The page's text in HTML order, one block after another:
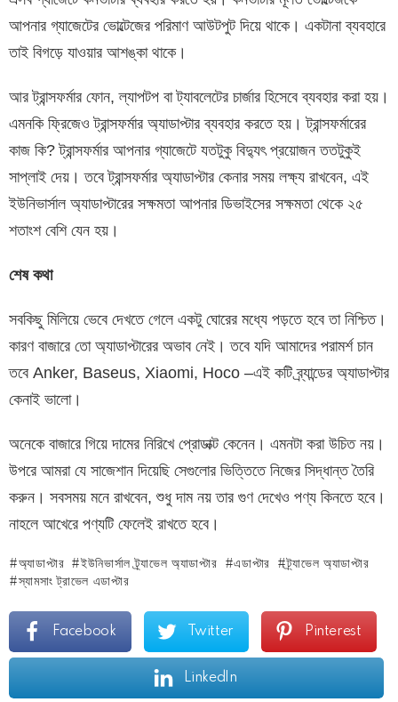
আপনার গ্যাজেটের ভোল্টেজের পরিমাণ আউটপুট দিয়ে থাকে। একটানা ব্যবহারে
তাই বিগড়ে যাওয়ার আশঙ্কা থাকে।
আর ট্রান্সফর্মার ফোন, ল্যাপটপ বা ট্যাবলেটের চার্জার হিসেবে ব্যবহার করা হয়।
এমনকি ফ্রিজেও ট্রান্সফর্মার অ্যাডাপ্টার ব্যবহার করতে হয়। ট্রান্সফর্মারের
কাজ কি? ট্রান্সফর্মার আপনার গ্যাজেটে যতটুকু বিদ্যুৎ প্রয়োজন ততটুকুই
সাপ্লাই দেয়। তবে ট্রান্সফর্মার অ্যাডাপ্টার কেনার সময় লক্ষ্য রাখবেন, এই
ইউনিভার্সাল অ্যাডাপ্টারের সক্ষমতা আপনার ডিভাইসের সক্ষমতা থেকে ২৫
শতাংশ বেশি যেন হয়।
শেষ কথা
সবকিছু মিলিয়ে ভেবে দেখতে গেলে একটু ঘোরের মধ্যে পড়তে হবে তা নিশ্চিত।
কারণ বাজারে তো অ্যাডাপ্টারের অভাব নেই। তবে যদি আমাদের পরামর্শ চান
তবে Anker, Baseus, Xiaomi, Hoco –এই কটি ব্র্যান্ডের অ্যাডাপ্টার
কেনাই ভালো।
অনেকে বাজারে গিয়ে দামের নিরিখে প্রোডাক্ট কেনেন। এমনটা করা উচিত নয়।
উপরে আমরা যে সাজেশান দিয়েছি সেগুলোর ভিত্তিতে নিজের সিদ্ধান্ত তৈরি
করুন। সবসময় মনে রাখবেন, শুধু দাম নয় তার গুণ দেখেও পণ্য কিনতে হবে।
নাহলে আখেরে পণ্যটি ফেলেই রাখতে হবে।
অ্যাডাপ্টার ইউনিভার্সাল ট্র্যাভেল অ্যাডাপ্টার এডাপ্টার
ট্র্যাভেল অ্যাডাপ্টার
স্যামসাং ট্রাভেল এডাপ্টার
Facebook Twitter Pinterest
LinkedIn